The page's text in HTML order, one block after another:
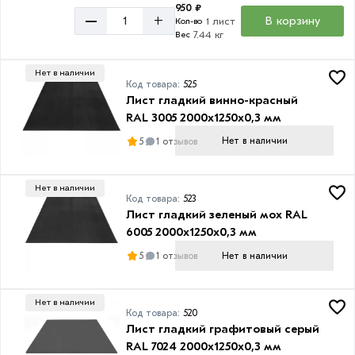
профлиста
2
м
8
21
– +
950 ₽
Кол-во 1 лист
Вес 7.44 кг
В корзину
Нет в наличии
Код товара: 525
Лист гладкий винно-красный
RAL 3005 2000х1250х0,3 мм
5 1 отзывов Нет в наличии
Нет в наличии
Код товара: 523
Лист гладкий зеленый мох RAL
6005 2000х1250х0,3 мм
5 1 отзывов Нет в наличии
Нет в наличии
Код товара: 520
Лист гладкий графитовый серый
RAL 7024 2000х1250х0,3 мм